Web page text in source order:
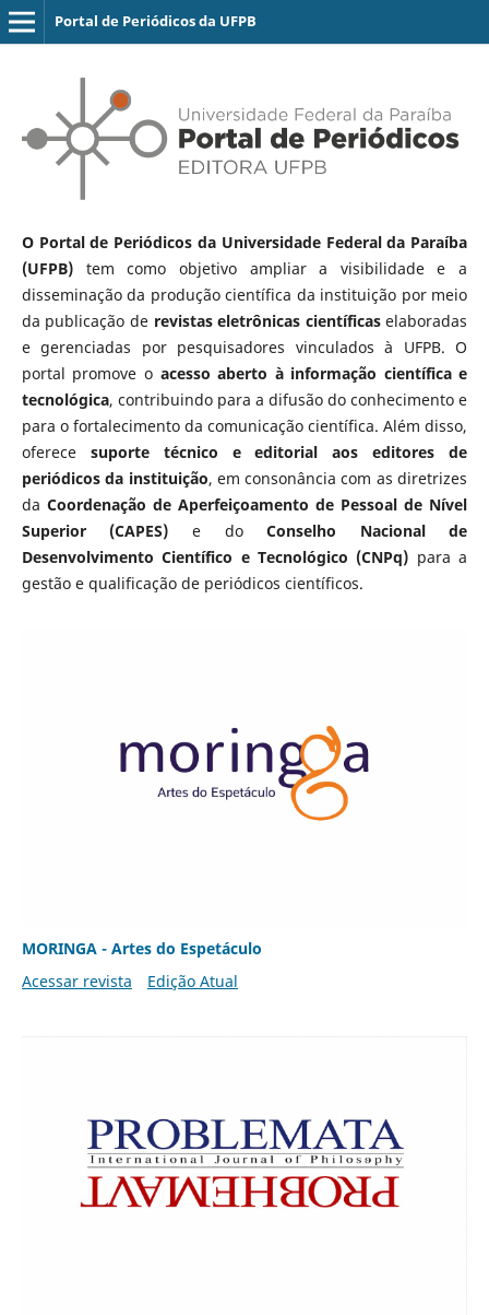
Portal de Periódicos da UFPB
O Portal de Periódicos da Universidade Federal da Paraíba
(UFPB)tem como objetivo ampliar a visibilidade e a
disseminação da produção científica da instituição por meio
da publicação de revistas eletrônicas científicaselaboradas
e gerenciadas por pesquisadores vinculados à UFPB. O
portal promove o acesso aberto à informação científica e
tecnológica, contribuindo para a difusão do conhecimento e
para o fortalecimento da comunicação científica. Além disso,
oferece suporte técnico e editorial aos editores de
periódicos da instituição, em consonância com as diretrizes
da Coordenação de Aperfeiçoamento de Pessoal de Nível
Superior (CAPES) e doConselho Nacional de
Desenvolvimento Científico e Tecnológico (CNPq) para a
gestão e qualificação de periódicos científicos.
MORINGA - Artes do Espetáculo
Acessar revista
Edição Atual